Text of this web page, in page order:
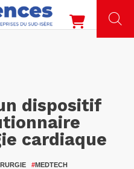
dispositif
cardiaque
#MEDTECH